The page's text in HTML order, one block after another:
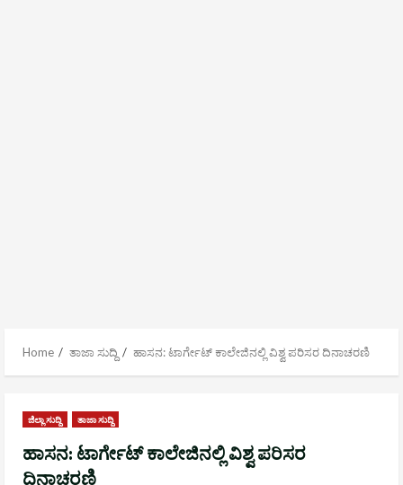
Home ತಾಜಾ ಸುದ್ದಿ ಹಾಸನ: ಟಾರ್ಗೇಟ್ ಕಾಲೇಜಿನಲ್ಲಿ ವಿಶ್ವ ಪರಿಸರ ದಿನಾಚರಣಿ
ಜಿಲ್ಲಾ ಸುದ್ದಿ ತಾಜಾ ಸುದ್ದಿ
ಹಾಸನ: ಟಾರ್ಗೇಟ್ ಕಾಲೇಜಿನಲ್ಲಿ ವಿಶ್ವ ಪರಿಸರ
ದಿನಾಚರಣಿ